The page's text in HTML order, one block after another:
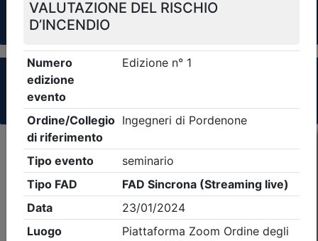
Il portale della formazione per Ordini e
Collegi Professionali
Clicca qui - espandi la sezione dei filtri ricerca
Criteri di ricerca applicati:
- Tipo Ordine/collegio:Ingegneri- Ordine:
Pordenone- Eventi in programma dal7/8/2026